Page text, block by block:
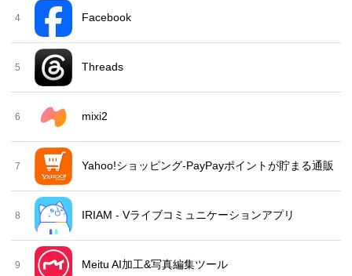
4 Facebook
5 Threads
6 mixi2
7 Yahoo!ショッピング-PayPayポイントが貯まる通販
8 IRIAM - Vライブコミュニケーションアプリ
9 Meitu AI加工&写真編集ツール